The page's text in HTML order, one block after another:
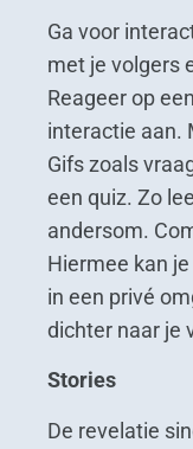
Ga voor
met je volgers
Reageer op
interactie aan.
Gifs zoals
een quiz. Zo
andersom.
Hiermee kan
in een privé
dichter naar je
Stories
De revelatie